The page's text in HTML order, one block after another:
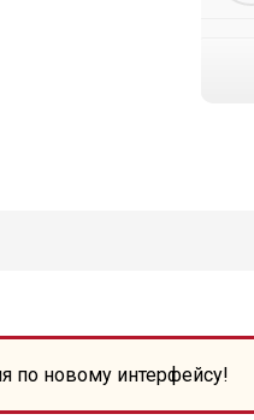
по новому интерфейсу!